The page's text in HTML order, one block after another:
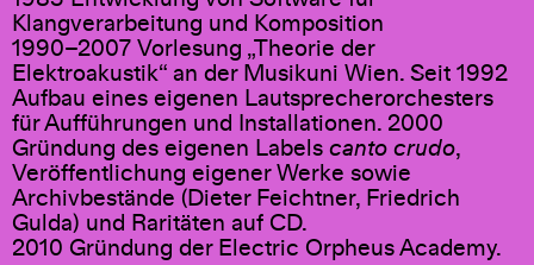
Klangverarbeitung und Komposition
1990–2007 Vorlesung „Theorie der
Elektroakustik“ an der Musikuni Wien. Seit 1992
Aufbau eines eigenen Lautsprecherorchesters
für Aufführungen und Installationen. 2000
Gründung des eigenen Labels canto crudo,
Veröffentlichung eigener Werke sowie
Archivbestände (Dieter Feichtner, Friedrich
Gulda) und Raritäten auf CD.
2010 Gründung der Electric Orpheus Academy.